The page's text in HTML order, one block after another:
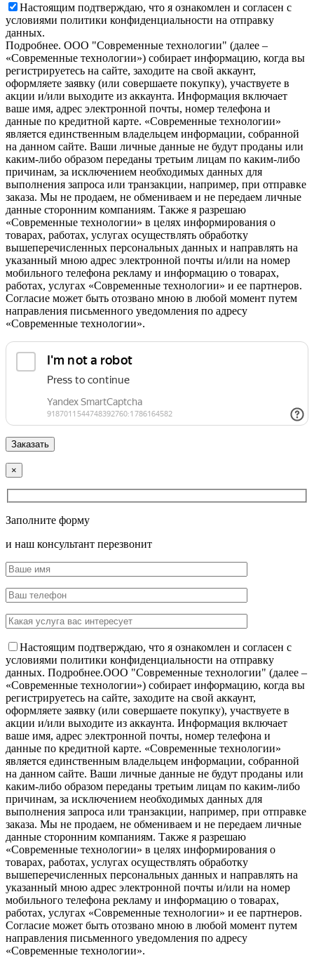
Настоящим подтверждаю, что я ознакомлен и согласен с
условиями политики конфиденциальности на отправку
данных.
Подробнее. OOO "Современные технологии" (далее –
«Современные технологии») собирает информацию, когда вы
регистрируетесь на сайте, заходите на свой аккаунт,
оформляете заявку (или совершаете покупку), участвуете в
акции и/или выходите из аккаунта. Информация включает
ваше имя, адрес электронной почты, номер телефона и
данные по кредитной карте. «Современные технологии»
является единственным владельцем информации, собранной
на данном сайте. Ваши личные данные не будут проданы или
каким-либо образом переданы третьим лицам по каким-либо
причинам, за исключением необходимых данных для
выполнения запроса или транзакции, например, при отправке
заказа. Мы не продаем, не обмениваем и не передаем личные
данные сторонним компаниям. Также я разрешаю
«Современные технологии» в целях информирования о
товарах, работах, услугах осуществлять обработку
вышеперечисленных персональных данных и направлять на
указанный мною адрес электронной почты и/или на номер
мобильного телефона рекламу и информацию о товарах,
работах, услугах «Современные технологии» и ее партнеров.
Согласие может быть отозвано мною в любой момент путем
направления письменного уведомления по адресу
«Современные технологии».
×
Заполните форму
и наш консультант перезвонит
Настоящим подтверждаю, что я ознакомлен и согласен с
условиями политики конфиденциальности на отправку
данных. Подробнее.OOO "Современные технологии" (далее –
«Современные технологии») собирает информацию, когда вы
регистрируетесь на сайте, заходите на свой аккаунт,
оформляете заявку (или совершаете покупку), участвуете в
акции и/или выходите из аккаунта. Информация включает
ваше имя, адрес электронной почты, номер телефона и
данные по кредитной карте. «Современные технологии»
является единственным владельцем информации, собранной
на данном сайте. Ваши личные данные не будут проданы или
каким-либо образом переданы третьим лицам по каким-либо
причинам, за исключением необходимых данных для
выполнения запроса или транзакции, например, при отправке
заказа. Мы не продаем, не обмениваем и не передаем личные
данные сторонним компаниям. Также я разрешаю
«Современные технологии» в целях информирования о
товарах, работах, услугах осуществлять обработку
вышеперечисленных персональных данных и направлять на
указанный мною адрес электронной почты и/или на номер
мобильного телефона рекламу и информацию о товарах,
работах, услугах «Современные технологии» и ее партнеров.
Согласие может быть отозвано мною в любой момент путем
направления письменного уведомления по адресу
«Современные технологии».